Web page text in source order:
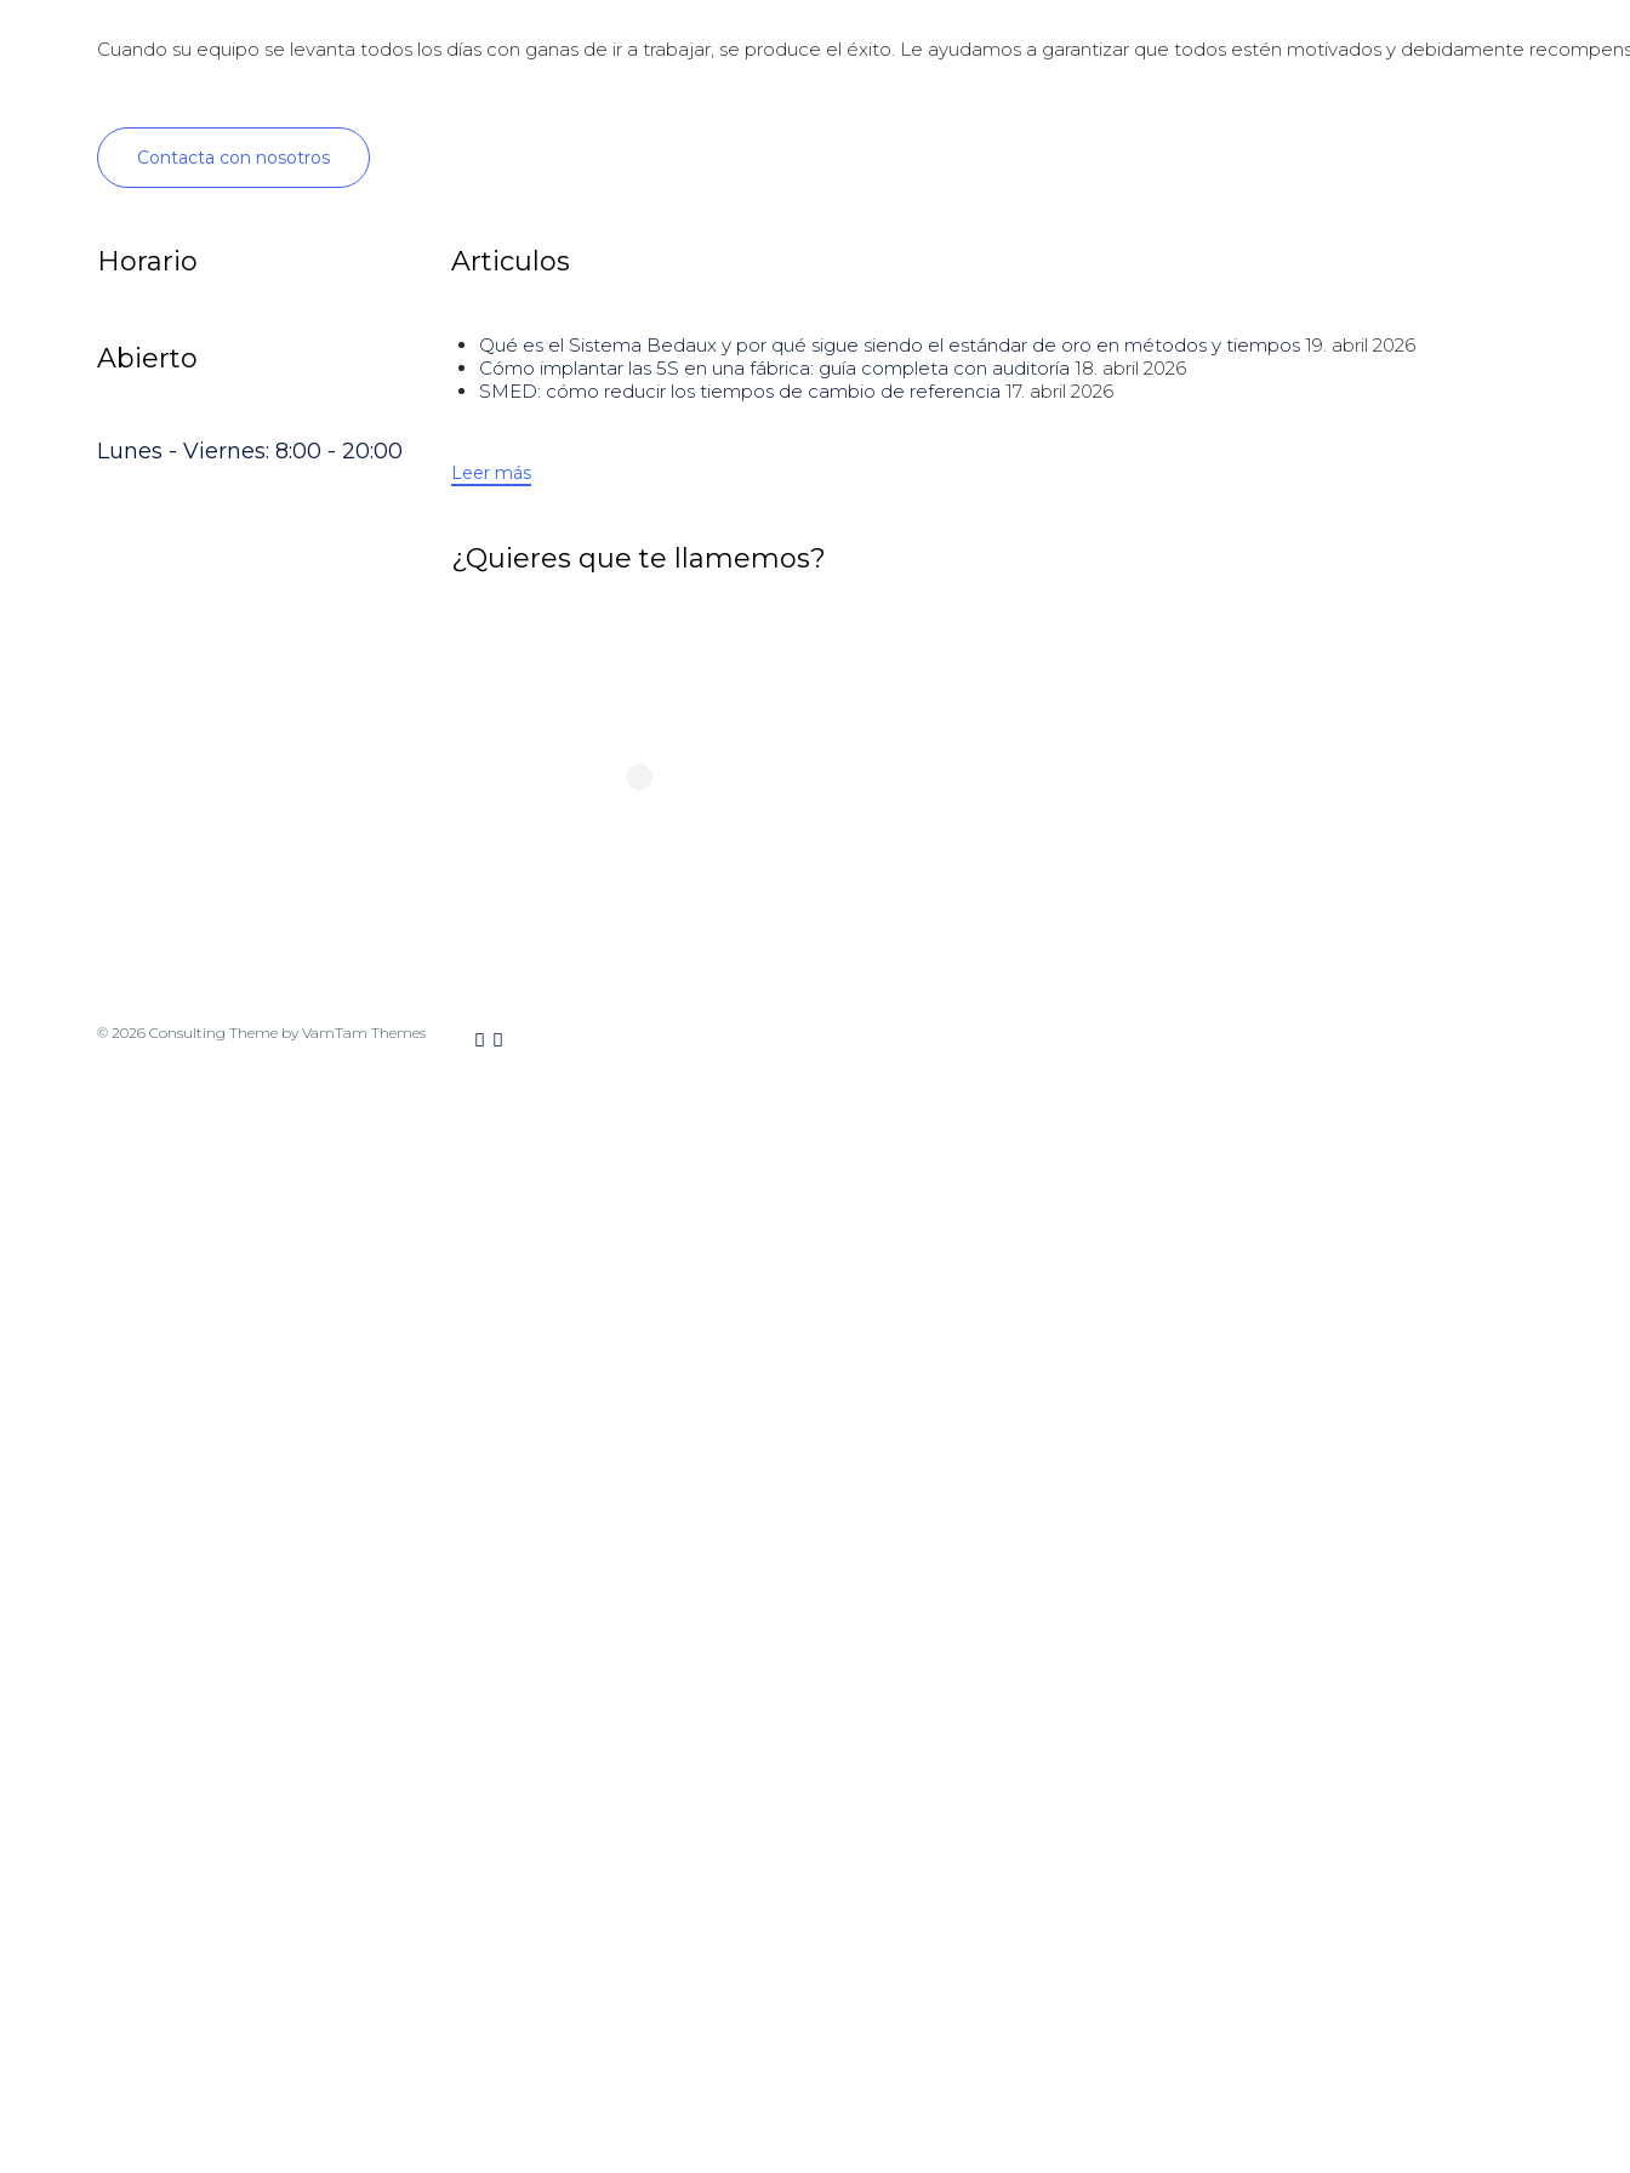
Cuando su equipo se levanta todos los días con ganas de ir a trabajar, se produce el éxito. Le ayudamos a garantizar que todos estén motivados y debidamente
Contacta con nosotros
Horario
Abierto
Lunes - Viernes: 8:00 - 20:00
Articulos
Qué es el Sistema Bedaux y por qué sigue siendo el estándar de oro en métodos y tiempos 19. abril 2026
Cómo implantar las 5S en una fábrica: guía completa con auditoría 18. abril 2026
SMED: cómo reducir los tiempos de cambio de referencia 17. abril 2026
Leer más
¿Quieres que te llamemos?
© 2026 Consulting Theme by VamTam Themes